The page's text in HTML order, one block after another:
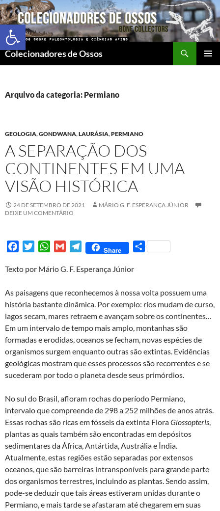
Abrir a barra de ferramentas
Colecionadores de Ossos
Arquivo da categoria: Permiano
GEOLOGIA,GONDWANA,LAURÁSIA,PERMIANO
A SEPARAÇÃO DOS
CONTINENTES EM UMA
VISÃO HISTÓRICA
24 DE SETEMBRO DE 2021
MÁRIO G. F. ESPERANÇA JÚNIOR
DEIXE UM COMENTÁRIO
c
b
o
o
k
i
t
e
r
W
a
s
A
p
p
G
a
l
T
l
g
r
a
m
Share
S
e
Texto por Mário G. F. Esperança Júnior
As paisagens que reconhecemos à nossa volta possuem uma
história bastante dinâmica. Por exemplo: rios mudam de curso,
lagos secam, mares retraem e avançam sobre os continentes…
Em um intervalo de tempo mais amplo, montanhas são
formadas e erodidas, oceanos se fecham, novas espécies de
organismos surgem enquanto outras são extintas. Evidências
geológicas mostram que esses processos são recorrentes e se
sucederam por todo o planeta desde seus primórdios.
No sul do Brasil, afloram rochas do período Permiano,
intervalo que compreende de 298 a 252 milhões de anos atrás.
Essas rochas são ricas em fósseis da extinta FloraGlossopteris,
plantas as quais também são encontradas em depósitos
sedimentares da África, Antártida, Austrália e Índia.
Atualmente, estas regiões estão separadas por extensos
oceanos, que são barreiras intransponíveis para grande parte
dos organismos terrestres, incluindo as plantas. Sendo assim,
pode-se deduzir que tais áreas estiveram unidas durante o
Permiano, e mais tarde se afastaram até chegarem em suas